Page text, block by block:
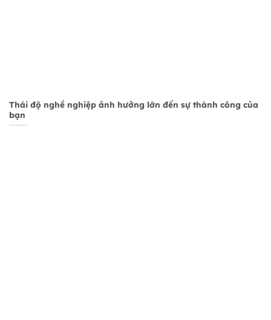
Thái độ nghề nghiệp ảnh hưởng lớn đến sự thành công của
bạn